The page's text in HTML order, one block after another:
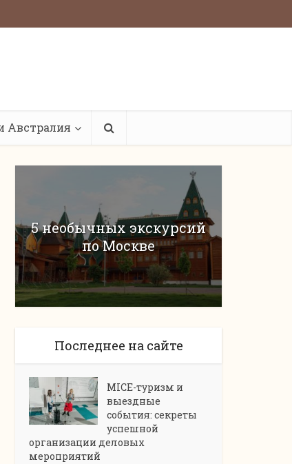
Австралия
5 необычных экскурсий
по Москве
Последнее на сайте
MICE-туризм и
выездные
события: секреты
успешной
организации деловых
мероприятий